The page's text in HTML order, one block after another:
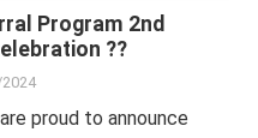
Program 2nd
??
proud to announce